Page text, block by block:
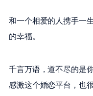
和一个相爱的人携手一
的幸福。
千言万语，道不尽的是
感激这个婚恋平台，也